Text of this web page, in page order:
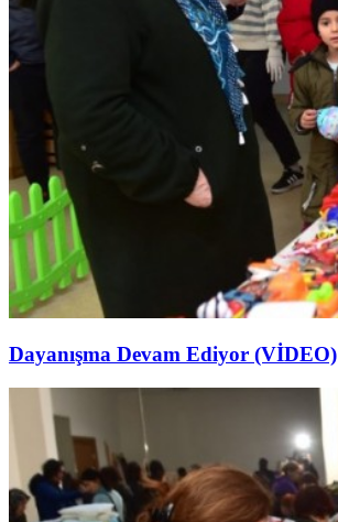
Dayanışma Devam Ediyor (VİDEO)